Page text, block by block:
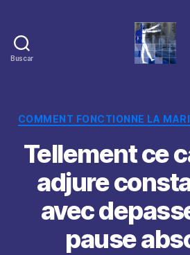
Buscar
COMMENT FONCTIONNE LA
Tellement ce
adjure
avec
pause